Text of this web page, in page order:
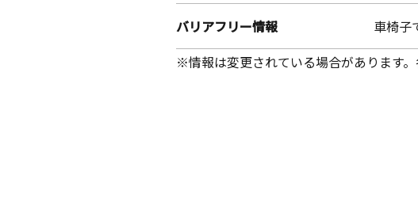
バリアフリー情報
車椅子
※情報は変更されている場合があります